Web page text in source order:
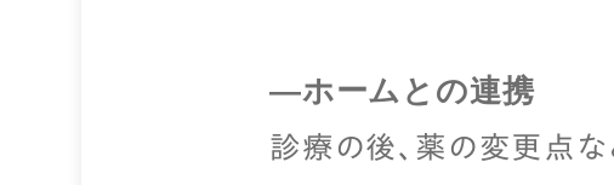
—ホームとの連携
診療の後、薬の変更点な